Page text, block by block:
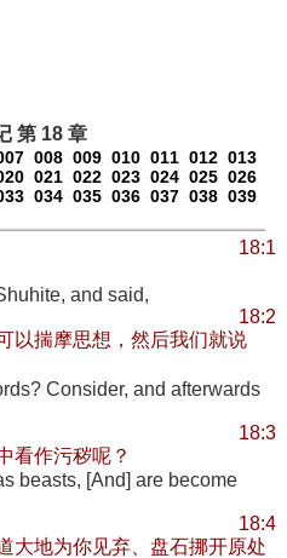
第 18 章
008 009 010 011 012 013
021 022 023 024 025 026
034 035 036 037 038 039
18:1
and said,
18:2
以揣摩思想，然后我们就说
Consider, and afterwards
18:3
看作污秽呢？
beasts, [And] are become
18:4
大地为你见弃、盘石挪开原处